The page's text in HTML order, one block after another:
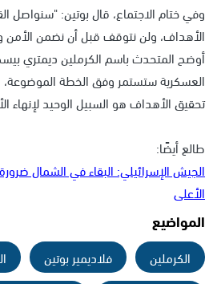
وفي ختام الاجتماع، قال بوتين: "سنواصل
الأهداف، ولن نتوقف قبل أن نضمن الأمن
أوضح المتحدث باسم الكرملين ديمتري
العسكرية ستستمر وفق الخطة الموضوعة،
تحقيق الأهداف هو السبيل الوحيد لإنهاء
طالع أيضًا:
الجيش الإسرائيلي: البقاء في الشمال
الأعلى
المواضيع
الكرملين فلاديمير بوتين